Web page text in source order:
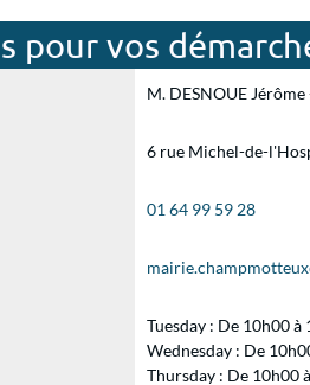
pour vos
M. DESNOUE Jérôme
6 rue Michel-de-
01 64 99 59 28
Tuesday : De 10h00 à
Wednesday : De
Thursday : De 10h00